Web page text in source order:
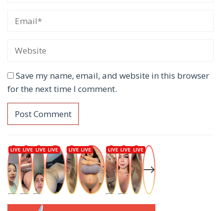
Save my name, email, and website in this browser
for the next time I comment.